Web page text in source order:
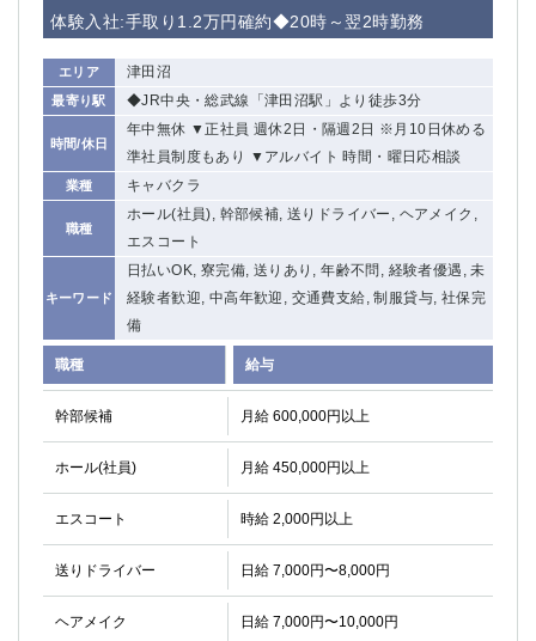
体験入社:手取り1.2万円確約◆20時～翌2時勤務
エリア 津田沼
最寄り駅 ◆JR中央・総武線「津田沼駅」より徒歩3分
時間/休日
年中無休 ▼正社員 週休2日・隔週2日 ※月10日休める
準社員制度もあり ▼アルバイト 時間・曜日応相談
業種 キャバクラ
職種
ホール(社員), 幹部候補, 送りドライバー, ヘアメイク,
エスコート
キーワード
日払いOK, 寮完備, 送りあり, 年齢不問, 経験者優遇, 未
経験者歓迎, 中高年歓迎, 交通費支給, 制服貸与, 社保完
備
職種 給与
幹部候補 月給 600,000円以上
ホール(社員) 月給 450,000円以上
エスコート 時給 2,000円以上
送りドライバー 日給 7,000円〜8,000円
ヘアメイク 日給 7,000円〜10,000円